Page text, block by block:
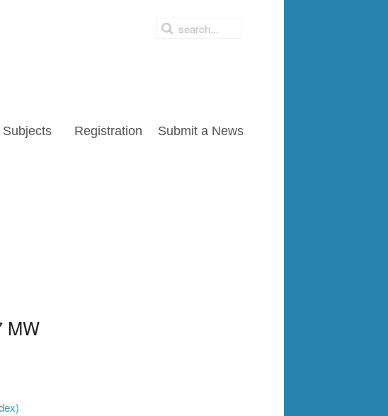
Registration Submit a News
MW